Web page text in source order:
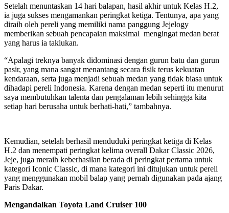
Setelah menuntaskan 14 hari balapan, hasil akhir untuk Kelas H.2,
ia juga sukses mengamankan peringkat ketiga. Tentunya, apa yang
diraih oleh pereli yang memiliki nama panggung Jejelogy
memberikan sebuah pencapaian maksimal mengingat medan berat
yang harus ia taklukan.
“Apalagi treknya banyak didominasi dengan gurun batu dan gurun
pasir, yang mana sangat menantang secara fisik terus kekuatan
kendaraan, serta juga menjadi sebuah medan yang tidak biasa untuk
dihadapi pereli Indonesia. Karena dengan medan seperti itu menurut
saya membutuhkan talenta dan pengalaman lebih sehingga kita
setiap hari berusaha untuk berhati-hati,” tambahnya.
Kemudian, setelah berhasil menduduki peringkat ketiga di Kelas
H.2 dan menempati peringkat kelima overall Dakar Classic 2026,
Jeje, juga meraih keberhasilan berada di peringkat pertama untuk
kategori Iconic Classic, di mana kategori ini ditujukan untuk pereli
yang menggunakan mobil balap yang pernah digunakan pada ajang
Paris Dakar.
Mengandalkan Toyota Land Cruiser 100